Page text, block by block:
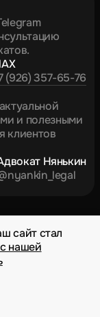
(926) 357-65-76
и полезными
клиентов
Нянькин
сайт стал
нашей